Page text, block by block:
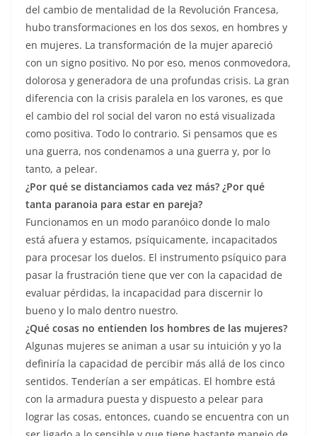
del cambio de mentalidad de la Revolución Francesa,
hubo transformaciones en los dos sexos, en hombres y
en mujeres. La transformación de la mujer apareció
con un signo positivo. No por eso, menos conmovedora,
dolorosa y generadora de una profundas crisis. La gran
diferencia con la crisis paralela en los varones, es que
el cambio del rol social del varon no está visualizada
como positiva. Todo lo contrario. Si pensamos que es
una guerra, nos condenamos a una guerra y, por lo
tanto, a pelear.
¿Por qué se distanciamos cada vez más? ¿Por qué
tanta paranoia para estar en pareja?
Funcionamos en un modo paranóico donde lo malo
está afuera y estamos, psíquicamente, incapacitados
para procesar los duelos. El instrumento psíquico para
pasar la frustración tiene que ver con la capacidad de
evaluar pérdidas, la incapacidad para discernir lo
bueno y lo malo dentro nuestro.
¿Qué cosas no entienden los hombres de las mujeres?
Algunas mujeres se animan a usar su intuición y yo la
definiría la capacidad de percibir más allá de los cinco
sentidos. Tenderían a ser empáticas. El hombre está
con la armadura puesta y dispuesto a pelear para
lograr las cosas, entonces, cuando se encuentra con un